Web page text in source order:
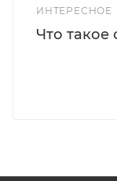
ИНТЕРЕСНОЕ
Что такое